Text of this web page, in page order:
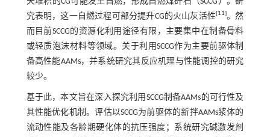
究表明，这一自燃过程可部分提升CG的火山灰活性 11 。然
而目前SCCG的资源化利用途径有限，主要集中在制备骨料
或轻质泡沫材料等领域。关于利用SCCG作为主要前驱体制
备高性能AAMs，并系统研究其反应机理与性能调控的研究
较少。
基于此，本文旨在深入探究利用SCCG制备AAMs的可行性及
其性能优化机制。评估以SCCG为前驱体的新拌AAMs浆体的
流动性能及各龄期硬化体的抗压强度；系统研究碱激发剂